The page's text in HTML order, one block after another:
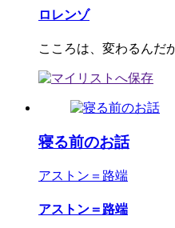
ロレンゾ
こころは、変わるんだ
寝る前のお話
アストン＝路端
アストン＝路端